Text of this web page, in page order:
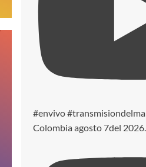
#envivo
Colombia agosto 7del